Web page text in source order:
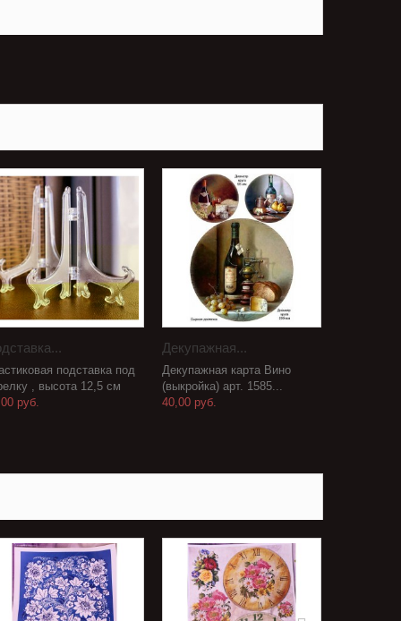
подставка под
, высота 12,5 см
руб.
Декупажная...
Декупажная карта Вино
(выкройка) арт. 1585...
40,00 руб.